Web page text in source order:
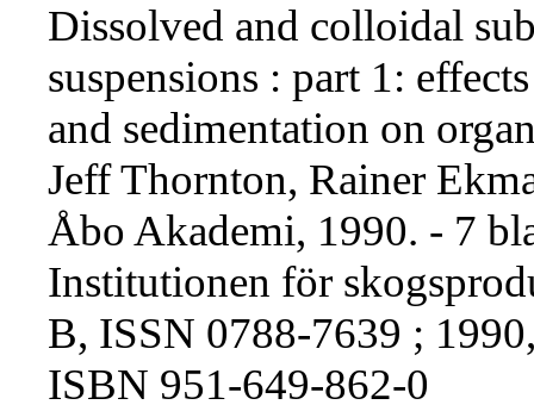
Dissolved and colloidal
suspensions : part 1:
and sedimentation on
Jeff Thornton, Rainer
Åbo Akademi, 1990. - 7
Institutionen för
B, ISSN 0788-7639 ;
ISBN 951-649-862-0